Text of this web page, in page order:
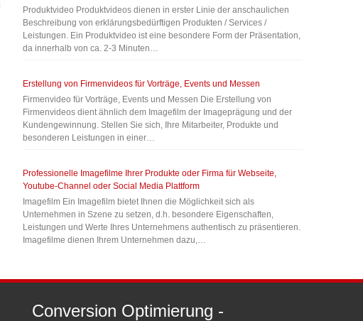
Produktvideo Produktvideos dienen in erster Linie der anschaulichen
Beschreibung von erklärungsbedürftigen Produkten / Services /
Leistungen. Ein Produktvideo ist eine besondere Form der Präsentation,
da innerhalb von ca. 2-3 Minuten…
Erstellung von Firmenvideos für Vorträge, Events und Messen
Firmenvideo für Vorträge, Events und Messen Die Erstellung von
Firmenvideos dient ähnlich dem Imagefilm der Imageprägung und der
Kundengewinnung. Stellen Sie sich, Ihre Mitarbeiter, Produkte und
besonderen Leistungen in einer…
Professionelle Imagefilme Ihrer Produkte oder Firma für Webseite,
Youtube-Channel oder Social Media Plattform
Imagefilm Ein Imagefilm bietet Ihnen die Möglichkeit sich als
Unternehmen in Szene zu setzen, d.h. besondere Eigenschaften,
Leistungen und Werte Ihres Unternehmens authentisch zu präsentieren.
Imagefilme dienen Ihrem Unternehmen dazu,…
Conversion Optimierung -